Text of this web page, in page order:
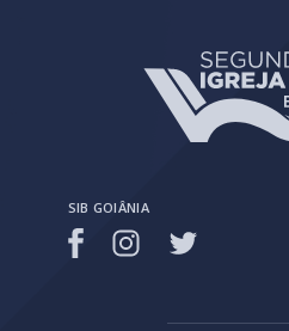
SIB GOIÂNIA